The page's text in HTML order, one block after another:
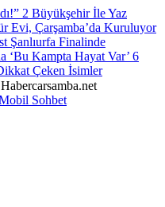
2 Büyükşehir İle Yaz
Evi, Çarşamba’da Kuruluyor
Şanlıurfa Finalinde
‘Bu Kampta Hayat Var’ 6
Çeken İsimler
Sohbet